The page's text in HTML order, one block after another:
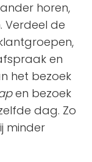
horen,
Verdeel de
en
het bezoek
en bezoek
dag. Zo
minder